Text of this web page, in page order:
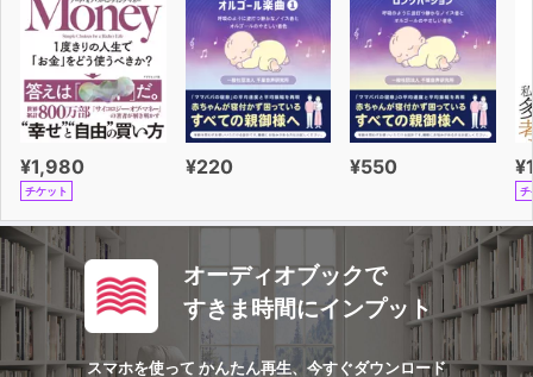
・店を探す（店を探す／売り場を探す）
・洋服・雑貨などの専門店で（服を買う／デザインについ
て尋ねる／生地について尋ねる／色について尋ねる／サイ
ズについて尋ねる／かばん・靴を買う／雑貨を買う／ギフ
ト雑貨を買う／アクセサリーを買う／化粧品を買う／文具
を買う／日用品を買う／ラッピングを頼む）
●観光
・観光案内所で（観光名所への行き方を尋ねる／都市への
行き方を尋ねる／目的の場所がどこか尋ねる／希望を伝え
る／乗り物のチケットを買う／タクシーに乗る）
・観光スポットで（チケットを買う／許可を得る／写真を
撮る）
¥1,980
チケット
¥220 ¥550
チ
オーディオブックで
すきま時間にインプット
スマホを使って かんたん再生、今すぐダウンロード